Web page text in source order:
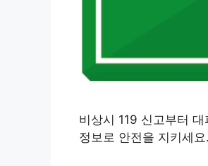
비상시 119 신고부터
정보로 안전을 지키세요.